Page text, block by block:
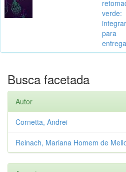
verde:
integrar
para
Busca facetada
Autor
Cornetta, Andrei
Reinach, Mariana Homem de